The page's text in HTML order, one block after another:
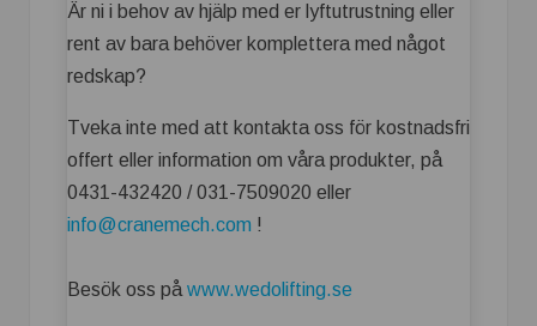
Är ni i behov av hjälp med er lyftutrustning eller
rent av bara behöver komplettera med något
redskap?
Tveka inte med att kontakta oss för kostnadsfri
offert eller information om våra produkter, på
0431-432420 / 031-7509020 eller
info@cranemech.com !
Besök oss påwww.wedolifting.se